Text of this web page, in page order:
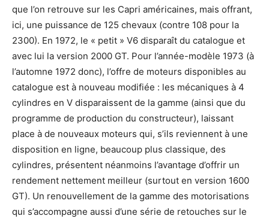
que l’on retrouve sur les Capri américaines, mais offrant,
ici, une puissance de 125 chevaux (contre 108 pour la
2300). En 1972, le « petit » V6 disparaît du catalogue et
avec lui la version 2000 GT. Pour l’année-modèle 1973 (à
l’automne 1972 donc), l’offre de moteurs disponibles au
catalogue est à nouveau modifiée : les mécaniques à 4
cylindres en V disparaissent de la gamme (ainsi que du
programme de production du constructeur), laissant
place à de nouveaux moteurs qui, s’ils reviennent à une
disposition en ligne, beaucoup plus classique, des
cylindres, présentent néanmoins l’avantage d’offrir un
rendement nettement meilleur (surtout en version 1600
GT). Un renouvellement de la gamme des motorisations
qui s’accompagne aussi d’une série de retouches sur le